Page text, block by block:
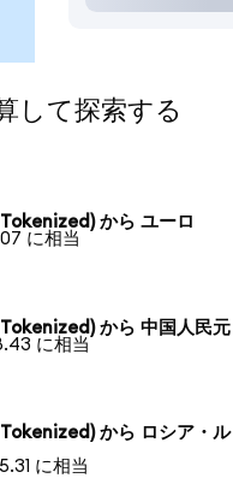
て探索する
から ユーロ
に相当
から 中国人民元
に相当
から ロシア・ル
に相当